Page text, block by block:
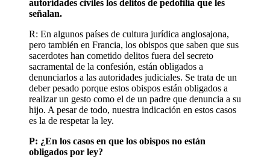
autoridades civiles los delitos de pedofilia que les
señalan.
R: En algunos países de cultura jurídica anglosajona,
pero también en Francia, los obispos que saben que sus
sacerdotes han cometido delitos fuera del secreto
sacramental de la confesión, están obligados a
denunciarlos a las autoridades judiciales. Se trata de un
deber pesado porque estos obispos están obligados a
realizar un gesto como el de un padre que denuncia a su
hijo. A pesar de todo, nuestra indicación en estos casos
es la de respetar la ley.
P: ¿En los casos en que los obispos no están
obligados por ley?